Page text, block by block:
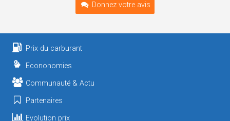
Donnez votre avis
Prix du carburant
Econonomies
Communauté & Actu
Partenaires
Evolution prix